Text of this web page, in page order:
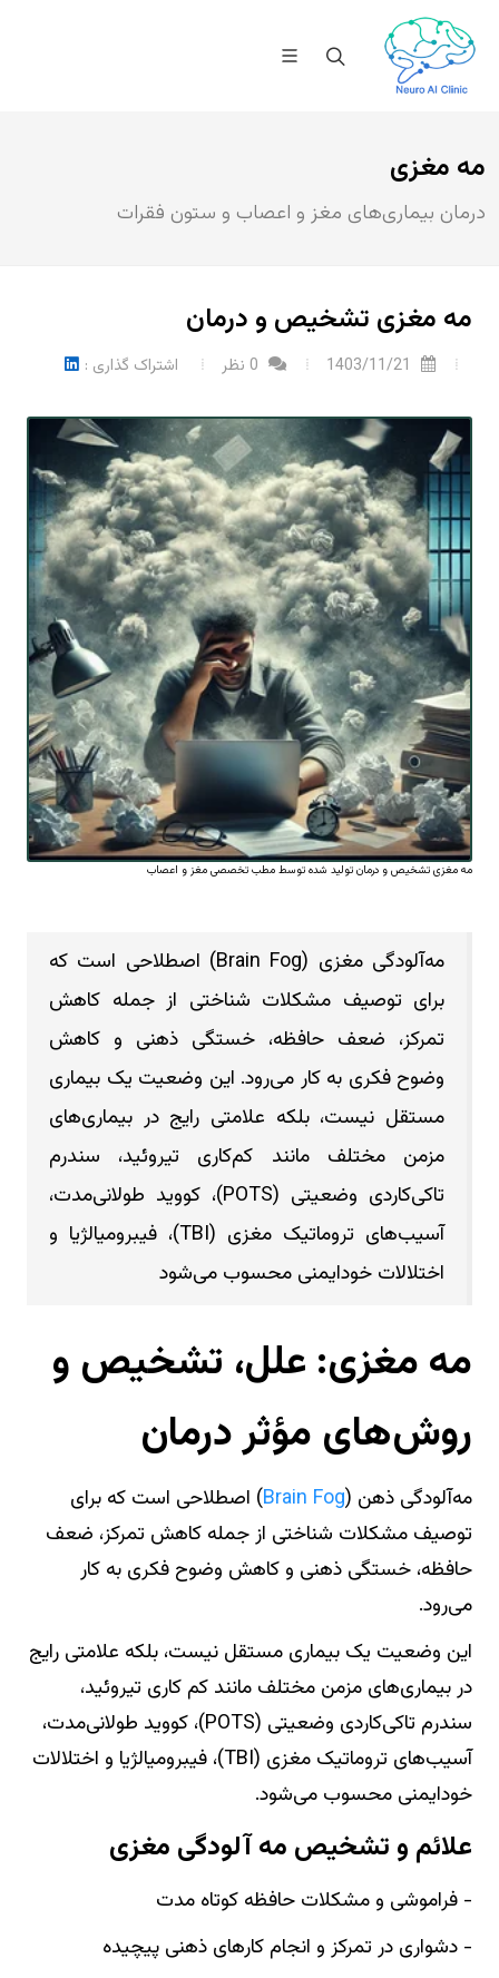
مه مغزی
درمان بیماری‌های مغز و اعصاب و ستون فقرات
مه مغزی تشخیص و درمان
اشتراک گذاری :
مه مغزی تشخیص و درمان تولید شده توسط مطب تخصصی مغز و اعصاب
مه‌آلودگی مغزی (Brain Fog) اصطلاحی است که
برای توصیف مشکلات شناختی از جمله کاهش
تمرکز، ضعف حافظه، خستگی ذهنی و کاهش
وضوح فکری به کار می‌رود. این وضعیت یک بیماری
مستقل نیست، بلکه علامتی رایج در بیماری‌های
مزمن مختلف مانند کم‌کاری تیروئید، سندرم
تاکی‌کاردی وضعیتی (POTS)، کووید طولانی‌مدت،
آسیب‌های تروماتیک مغزی (TBI)، فیبرومیالژیا و
اختلالات خودایمنی محسوب می‌شود
مه‌ مغزی: علل، تشخیص و
روش‌های مؤثر درمان
مه‌آلودگی ذهن (Brain Fog) اصطلاحی است که برای
توصیف مشکلات شناختی از جمله کاهش تمرکز، ضعف
حافظه، خستگی ذهنی و کاهش وضوح فکری به کار
می‌رود.
این وضعیت یک بیماری مستقل نیست، بلکه علامتی رایج
در بیماری‌های مزمن مختلف مانند کم‌ کاری تیروئید،
سندرم تاکی‌کاردی وضعیتی (POTS)، کووید طولانی‌مدت،
آسیب‌های تروماتیک مغزی (TBI)، فیبرومیالژیا و اختلالات
خودایمنی محسوب می‌شود.
علائم و تشخیص مه‌ آلودگی مغزی
- فراموشی و مشکلات حافظه کوتاه‌ مدت
- دشواری در تمرکز و انجام کارهای ذهنی پیچیده